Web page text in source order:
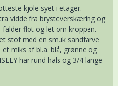
kjole syet i etager.
vidde fra brystoverskæring og
flot og let om kroppen.
stof med en smuk sandfarve
miks af bl.a. blå, grønne og
har rund hals og 3/4 lange